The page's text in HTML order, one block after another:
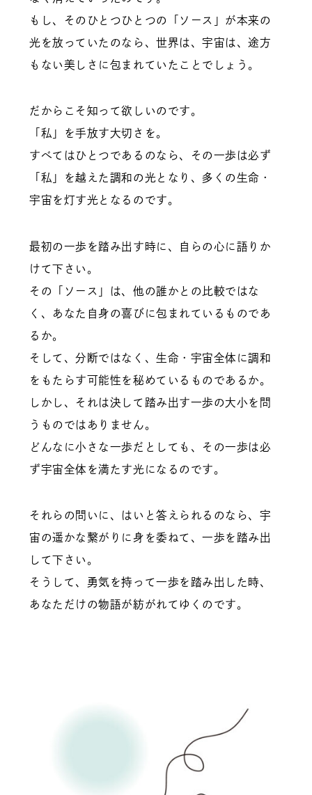
もし、そのひとつひとつの「ソース」が本来の
光を放っていたのなら、世界は、宇宙は、途方
もない美しさに包まれていたことでしょう。
だからこそ知って欲しいのです。
「私」を手放す大切さを。
すべてはひとつであるのなら、その一歩は必ず
「私」を越えた調和の光となり、多くの生命・
宇宙を灯す光となるのです。
最初の一歩を踏み出す時に、自らの心に語りか
けて下さい。
その「ソース」は、他の誰かとの比較ではな
く、あなた自身の喜びに包まれているものであ
るか。
そして、分断ではなく、生命・宇宙全体に調和
をもたらす可能性を秘めているものであるか。
しかし、それは決して踏み出す一歩の大小を問
うものではありません。
どんなに小さな一歩だとしても、その一歩は必
ず宇宙全体を満たす光になるのです。
それらの問いに、はいと答えられるのなら、宇
宙の遥かな繋がりに身を委ねて、一歩を踏み出
して下さい。
そうして、勇気を持って一歩を踏み出した時、
あなただけの物語が紡がれてゆくのです。